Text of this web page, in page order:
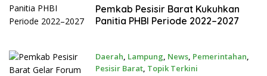
Maret 12, 2026
Pemkab Pesisir Barat Kukuhkan
Panitia PHBI Periode 2022–2027
Daerah, Lampung, News, Pemerintahan,
Pesisir Barat, Topik Terkini